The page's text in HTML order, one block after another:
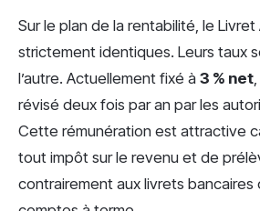
Sur le plan de la rentabilité, le Livret
strictement identiques. Leurs taux
l’autre. Actuellement fixé à 3 % net
révisé deux fois par an par les
Cette rémunération est attractive
tout impôt sur le revenu et de
contrairement aux livrets bancaires